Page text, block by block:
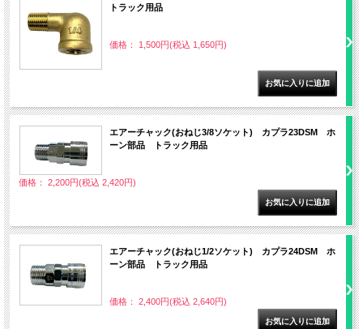
トラック用品
価格： 1,500円(税込 1,650円)
エアーチャック(おねじ3/8ソケット) カプラ23DSM ホ
ーン部品 トラック用品
価格： 2,200円(税込 2,420円)
エアーチャック(おねじ1/2ソケット) カプラ24DSM ホ
ーン部品 トラック用品
価格： 2,400円(税込 2,640円)